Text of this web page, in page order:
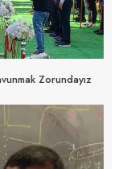
Zorundayız